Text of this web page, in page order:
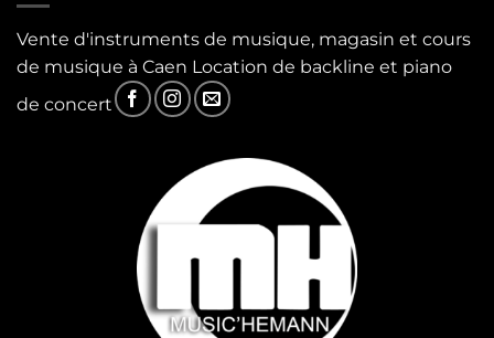
Vente d'instruments de musique, magasin et cours
de musique à Caen Location de backline et piano
de concert